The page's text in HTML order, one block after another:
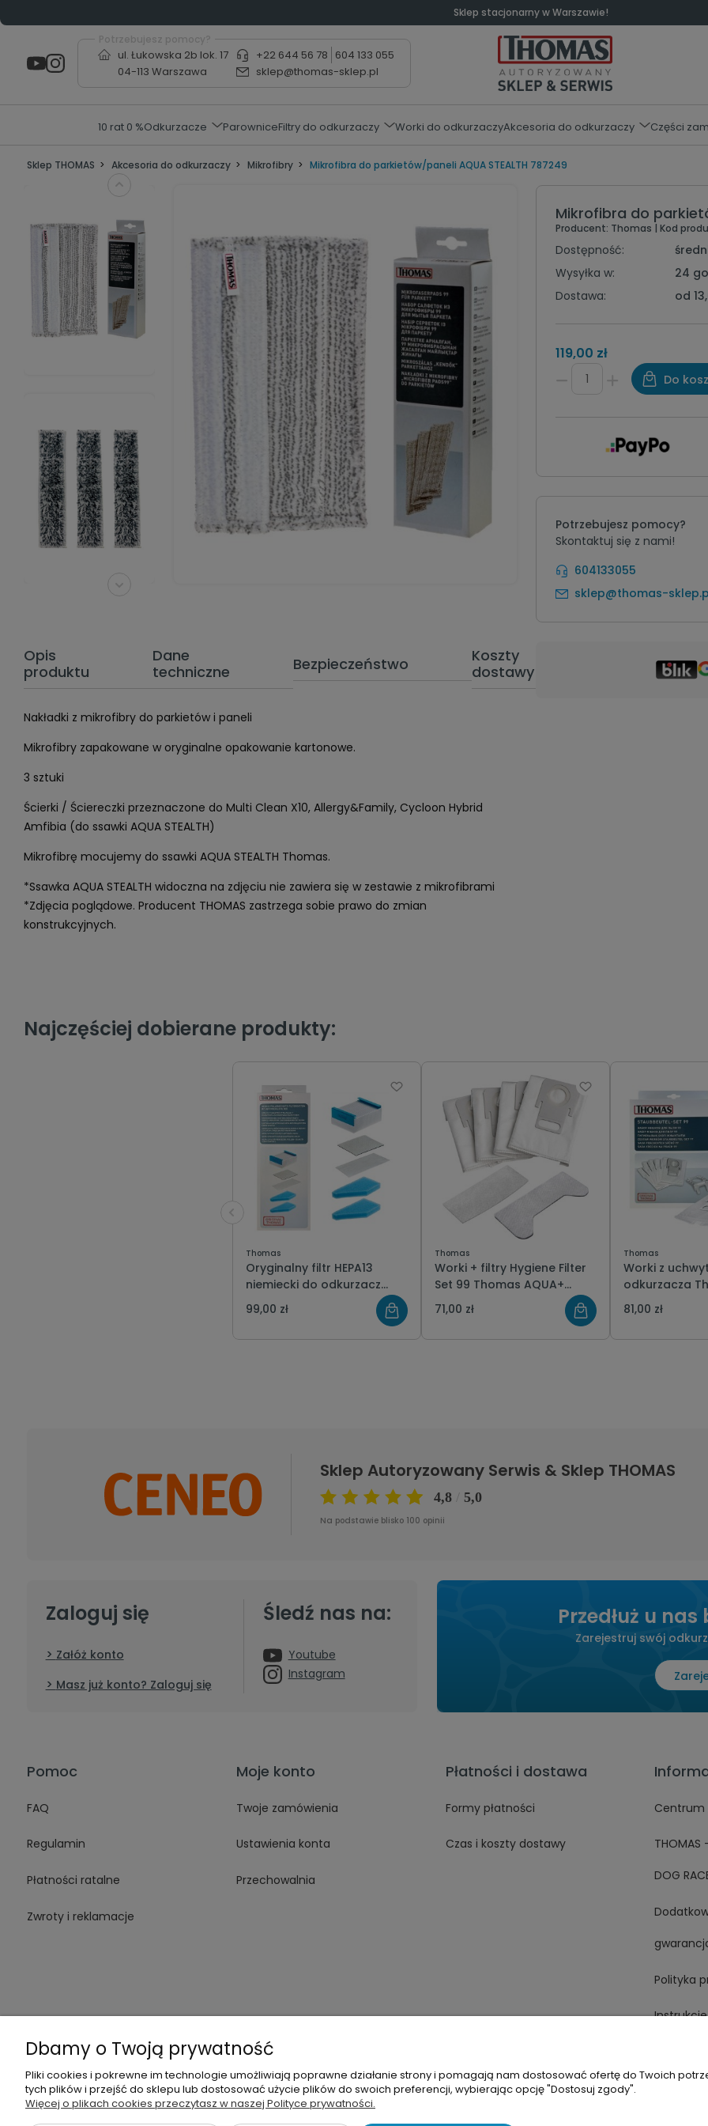
Sklep stacjonarny w Warszawie!
Potrzebujesz pomocy?
ul. Łukowska 2b lok. 17
04-113 Warszawa
+22 644 56 78 604 133 055
sklep@thomas-sklep.pl
10 rat 0 %Odkurzacze ParowniceFiltry do odkurzaczy Worki do odkurzaczyAkcesoria do odkurzaczy Części
Sklep THOMAS Akcesoria do odkurzaczy Mikrofibry Mikrofibra do parkietów/paneli AQUA STEALTH 787249
Opis
produktu
Dane
techniczne
Bezpieczeństwo
Koszty
dostawy
Nakładki z mikrofibry do parkietów i paneli
Mikrofibry zapakowane w oryginalne opakowanie kartonowe.
3 sztuki
Ścierki / Ściereczki przeznaczone do Multi Clean X10, Allergy&Family, Cycloon Hybrid
Amfibia (do ssawki AQUA STEALTH)
Mikrofibrę mocujemy do ssawki AQUA STEALTH Thomas.
*Ssawka AQUA STEALTH widoczna na zdjęciu nie zawiera się w zestawie z mikrofibrami
*Zdjęcia poglądowe. Producent THOMAS zastrzega sobie prawo do zmian
konstrukcyjnych.
Mikrofibra do
Producent: Thomas | Kod
Dostępność:
Wysyłka w:
24
Dostawa:
od
119,00 zł
Do
Potrzebujesz pomocy?
Skontaktuj się z nami!
604133055
sklep@thomas-
Najczęściej dobierane produkty:
Thomas
Oryginalny filtr HEPA13
niemiecki do odkurzacz
piorącego i wodnego
AQUA+ AMFIBIA PERFECT
99,00 zł
Thomas
Worki + filtry Hygiene Filter
Set 99 Thomas AQUA+
787246
71,00 zł
Thomas
Worki z
odkurzacza
5 szt. 787243
81,00 zł
Sklep Autoryzowany Serwis & Sklep THOMAS
Na podstawie blisko 100 opinii
Zaloguj się
Załóż konto
Masz już konto? Zaloguj się
Śledź nas na:
Youtube
Instagram
Przedłuż u
Zarejestruj swój
Pomoc
FAQ
Regulamin
Płatności ratalne
Zwroty i reklamacje
Moje konto
Twoje zamówienia
Ustawienia konta
Przechowalnia
Płatności i dostawa
Formy płatności
Czas i koszty dostawy
Centrum
THOMAS
DOG
Polityka
Instrukcje
Autoryzowany
Sklep & Serwis Thomas
ul. Łukowska 2B lok17
04-113 Warszawa
Dbamy o Twoją prywatność
Pliki cookies i pokrewne im technologie umożliwiają poprawne działanie strony i pomagają nam dostosować ofertę do Twoich
tych plików i przejść do sklepu lub dostosować użycie plików do swoich preferencji, wybierając opcję "Dostosuj zgody".
Więcej o plikach cookies przeczytasz w naszej Polityce prywatności.